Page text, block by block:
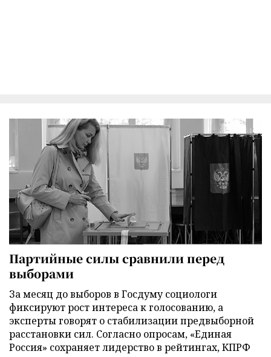
Партийные силы сравнили перед
выборами
За месяц до выборов в Госдуму социологи
фиксируют рост интереса к голосованию, а
эксперты говорят о стабилизации предвыборной
расстановки сил. Согласно опросам, «Единая
Россия» сохраняет лидерство в рейтингах, КПРФ